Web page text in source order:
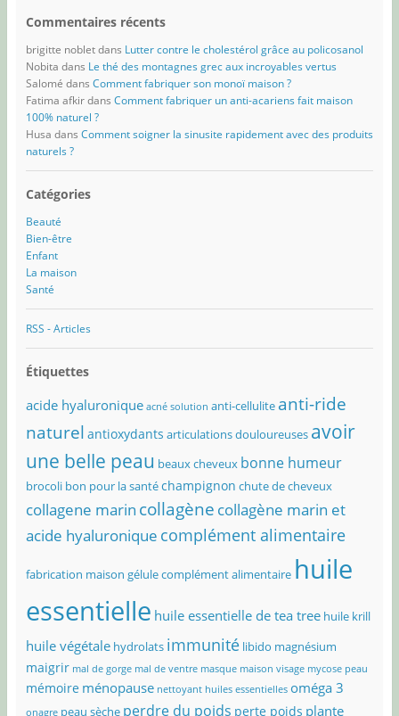
Commentaires récents
brigitte nobletdans Lutter contre le cholestérol grâce au policosanol
Nobita dans Le thé des montagnes grec aux incroyables vertus
Salomé dans Comment fabriquer son monoï maison ?
Fatima afkirdans Comment fabriquer un anti-acariens fait maison
100% naturel ?
Husa dans Comment soigner la sinusite rapidement avec des produits
naturels ?
Catégories
Beauté
Bien-être
Enfant
La maison
Santé
RSS - Articles
Étiquettes
acide hyaluronique acné solution anti-cellulite anti-ride
naturel antioxydants articulations douloureuses avoir
une belle peau beaux cheveux bonne humeur
brocoli bon pour la santé champignon chute de cheveux
collagene marin collagène collagène marin et
acide hyaluronique complément alimentaire
fabrication maison gélule complément alimentaire huile
essentielle huile essentielle de tea tree huile krill
huile végétale hydrolats immunité libido magnésium
maigrir mal de gorge mal de ventre masque maison visage mycose peau
mémoire ménopause nettoyant huiles essentielles oméga 3
onagre peau sèche perdre du poids perte poids plante